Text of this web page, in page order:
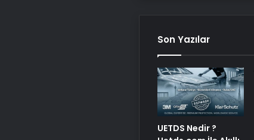
Son Yazılar
UETDS Nedir ?